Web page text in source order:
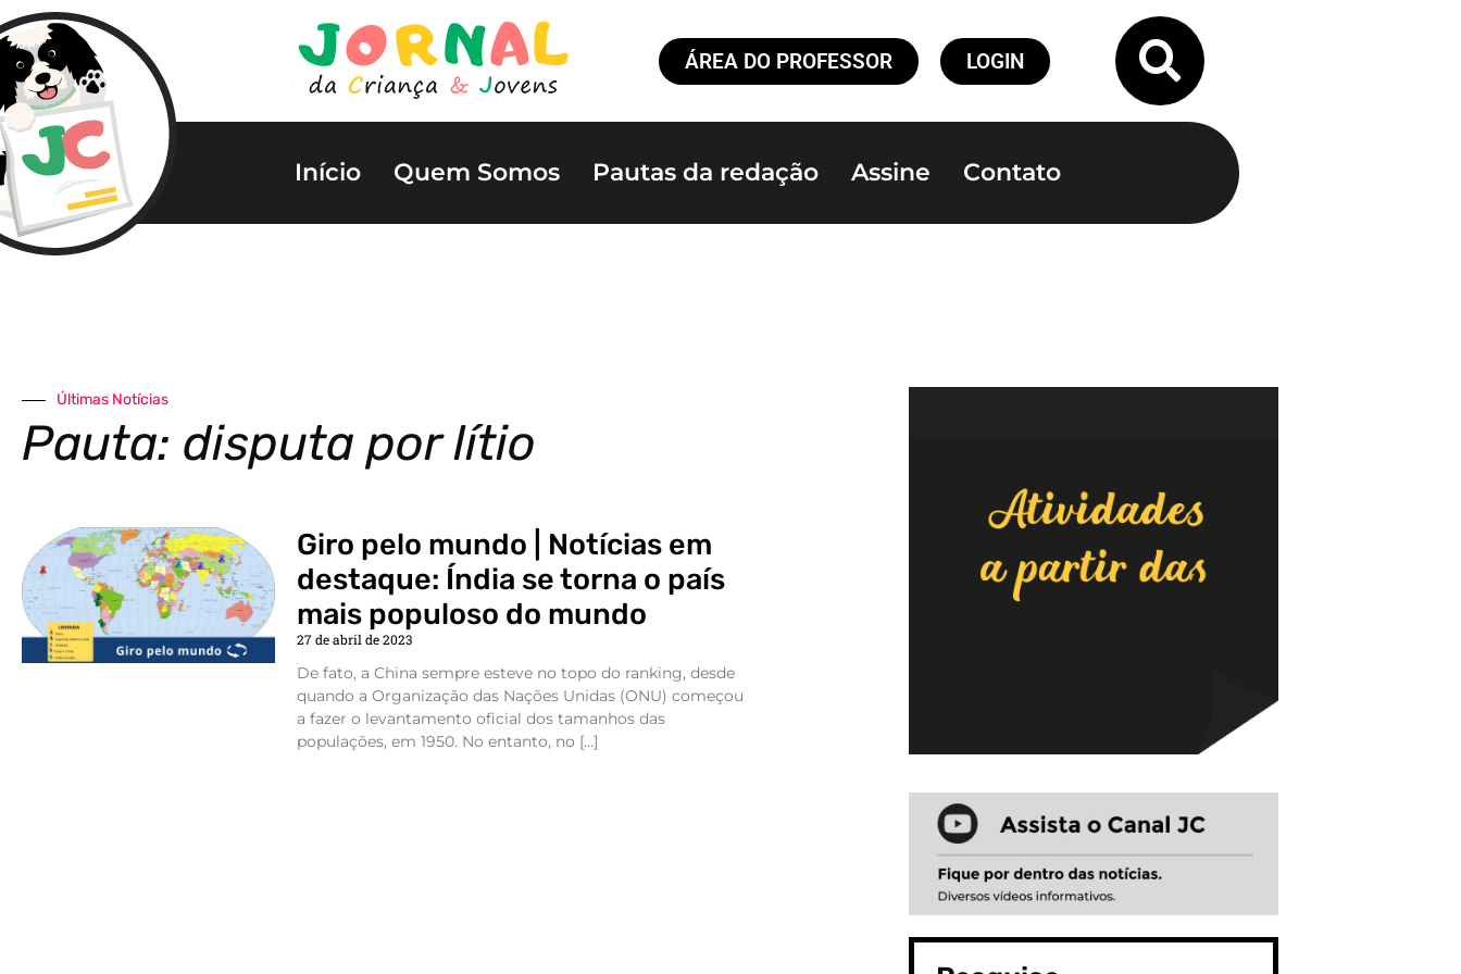
ÁREA DO PROFESSOR LOGIN
Início Quem Somos Pautas da redação Assine Contato
Últimas Notícias
Pauta: disputa por lítio
Giro pelo mundo | Notícias em
destaque: Índia se torna o país
mais populoso do mundo
27 de abril de 2023
De fato, a China sempre esteve no topo do ranking, desde
quando a Organização das Nações Unidas (ONU) começou
a fazer o levantamento oficial dos tamanhos das
populações, em 1950. No entanto, no […]